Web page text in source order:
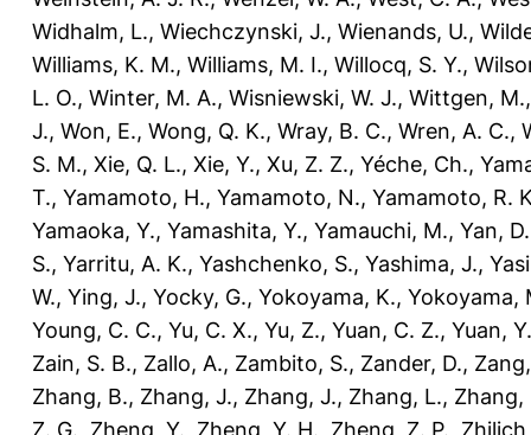
Widhalm, L., Wiechczynski, J., Wienands, U.,
Williams, K. M., Williams, M. I., Willocq, S. Y.,
L. O., Winter, M. A., Wisniewski, W. J., Wittgen, M.
J., Won, E., Wong, Q. K., Wray, B. C., Wren, A. C.,
S. M., Xie, Q. L., Xie, Y., Xu, Z. Z., Yéche, Ch.,
T., Yamamoto, H., Yamamoto, N., Yamamoto, R.
Yamaoka, Y., Yamashita, Y., Yamauchi, M., Yan,
S., Yarritu, A. K., Yashchenko, S., Yashima, J.,
W., Ying, J., Yocky, G., Yokoyama, K., Yokoyama,
Young, C. C., Yu, C. X., Yu, Z., Yuan, C. Z., Yuan, Y.
Zain, S. B., Zallo, A., Zambito, S., Zander, D.,
Zhang, B., Zhang, J., Zhang, J., Zhang, L., Zhang,
Z. G.
Zheng, Y. Zheng, Y. H. Zheng, Z. P.